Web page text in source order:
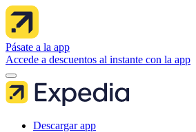
Pásate a la app
Accede a descuentos al instante con la app
Descargar app